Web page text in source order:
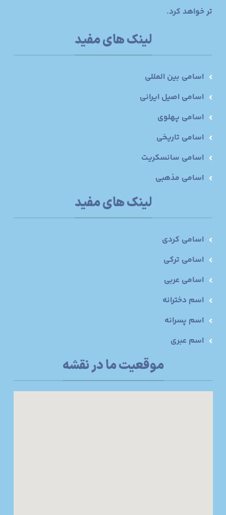
تر خواهد کرد.
لینک های مفید
اسامی بین المللی
اسامی اصیل ایرانی
اسامی پهلوی
اسامی تاریخی
اسامی سانسکریت
اسامی مذهبی
لینک های مفید
اسامی کردی
اسامی ترکی
اسامی عربی
اسم دخترانه
اسم پسرانه
اسم عبری
موقعیت ما در نقشه